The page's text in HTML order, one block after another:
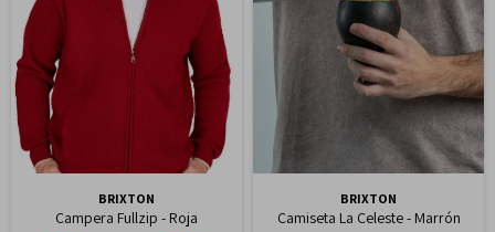
BRIXTON
Campera Fullzip - Roja
BRIXTON
Camiseta La Celeste - Marrón